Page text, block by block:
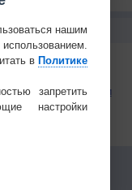
КОНТАКТЫ
О проекте
конфиденциальности
Частые вопросы
нашим
в Политике
запретить
настройки